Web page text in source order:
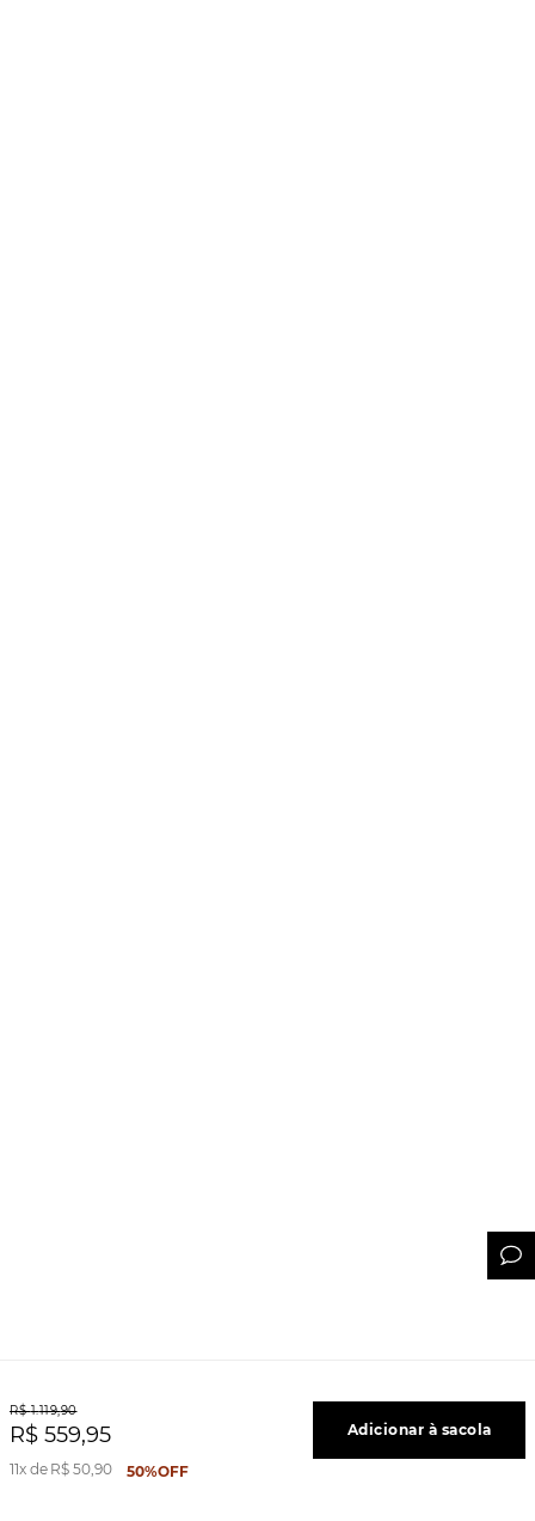
R$ 1.119,90
R$ 559,95
11 R$ 50,90 50%OFF
Adicionar à sacola